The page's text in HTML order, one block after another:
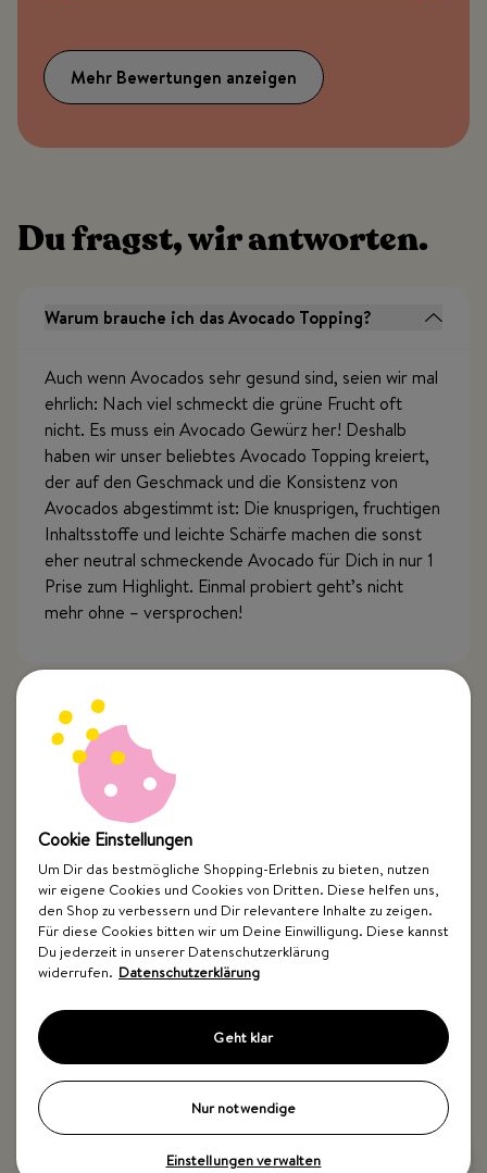
Mehr Bewertungen anzeigen
Du fragst, wir antworten.
Warum brauche ich das Avocado Topping?
Auch wenn Avocados sehr gesund sind, seien wir mal
ehrlich: Nach viel schmeckt die grüne Frucht oft
nicht. Es muss ein Avocado Gewürz her! Deshalb
haben wir unser beliebtes Avocado Topping kreiert,
der auf den Geschmack und die Konsistenz von
Avocados abgestimmt ist: Die knusprigen, fruchtigen
Inhaltsstoffe und leichte Schärfe machen die sonst
eher neutral schmeckende Avocado für Dich in nur 1
Prise zum Highlight. Einmal probiert geht’s nicht
mehr ohne – versprochen!
Passt das Avocado Topping nur zu Avocado?
Wie verwende ich das Avocado Topping?
Was ist im Avocado Topping?
Wie lange ist das Avocado Topping haltbar?
Ist das Avocado Topping frei von Zusatzstoffen?
Ist das Avocado Topping vegan?
Cookie Einstellungen
Um Dir das bestmögliche Shopping-Erlebnis zu bieten, nutzen
wir eigene Cookies und Cookies von Dritten. Diese helfen uns,
den Shop zu verbessern und Dir relevantere Inhalte zu zeigen.
Für diese Cookies bitten wir um Deine Einwilligung. Diese kannst
Du jederzeit in unserer Datenschutzerklärung
widerrufen. Datenschutzerklärung
Geht klar
Nur notwendige
Einstellungen verwalten